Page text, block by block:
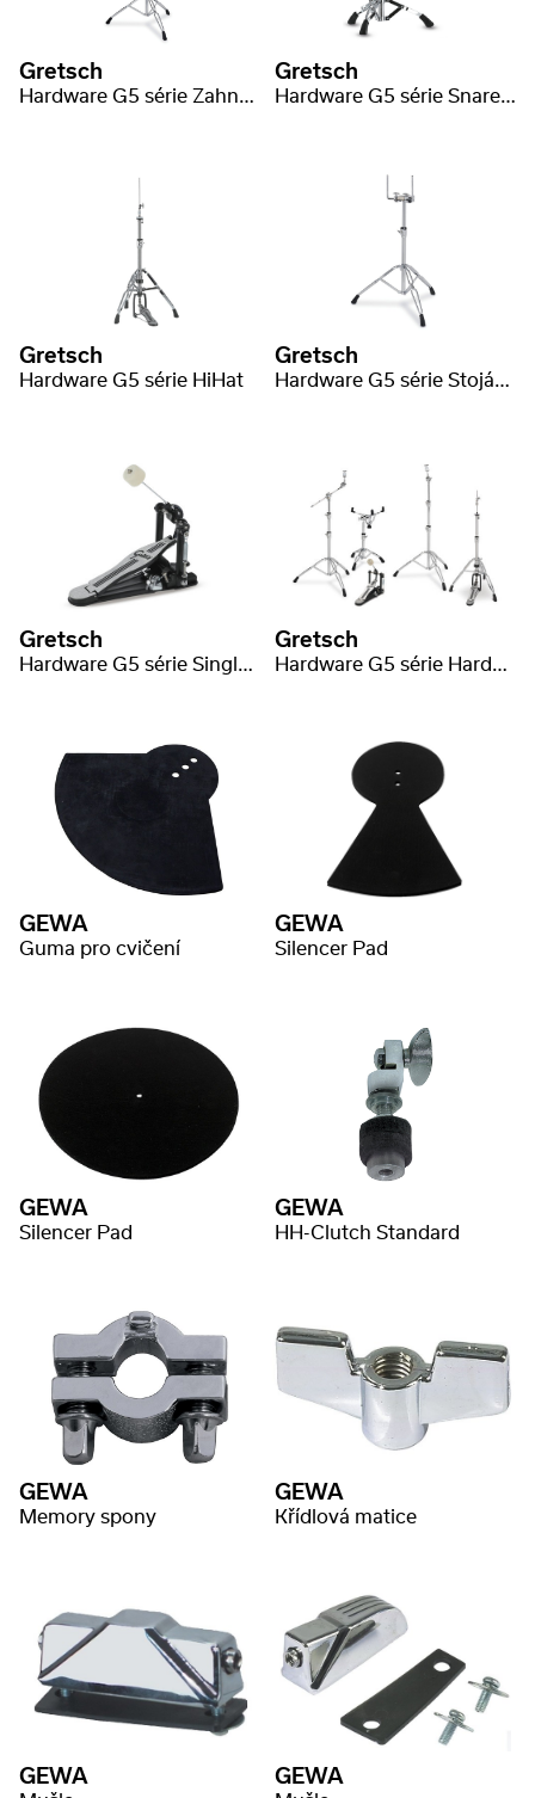
Gretsch
Hardware G5 série Zahnuté stojánky pro činely
Gretsch
Hardware G5 série Snare stojánek
Gretsch
Hardware G5 série HiHat
Gretsch
Hardware G5 série Stojánek pro Double Tom
Gretsch
Hardware G5 série Single pedál
Gretsch
Hardware G5 série Hardware-balení
GEWA
Guma pro cvičení
GEWA
Silencer Pad
GEWA
Silencer Pad
GEWA
HH-Clutch Standard
GEWA
Memory spony
GEWA
Křídlová matice
GEWA GEWA